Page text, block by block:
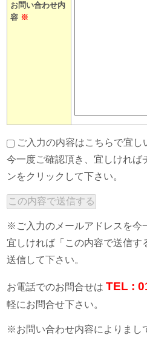
お問い合わせ内
容 ※
ご入力の内容はこちらで宜し
今一度ご確認頂き、宜しければ
ンをクリックして下さい。
※ご入力のメールアドレスを今
宜しければ「この内容で送信す
送信して下さい。
お電話でのお問合せはTEL :
軽にお問合せ下さい。
※お問い合わせ内容によりまし